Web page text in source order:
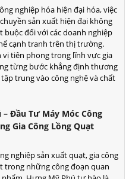
nghiệp hóa hiện đại hóa, việc
sản xuất hiện đại không
buộc đối với các doanh nghiệp
cạnh tranh trên thị trường.
tiên phong trong lĩnh vực gia
từng bước khẳng định thương
trung vào công nghệ và chất
Đầu Tư Máy Móc Công
Gia Công Lồng Quạt
nghiệp sản xuất quạt, gia công
trong những công đoạn quan